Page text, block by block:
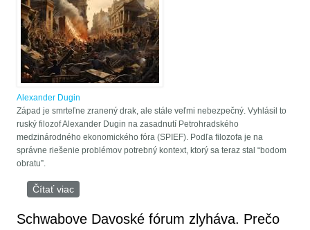
Alexander Dugin
Západ je smrteľne zranený drak, ale stále veľmi nebezpečný. Vyhlásil to
ruský filozof Alexander Dugin na zasadnutí Petrohradského
medzinárodného ekonomického fóra (SPIEF). Podľa filozofa je na
správne riešenie problémov potrebný kontext, ktorý sa teraz stal “bodom
obratu”.
Čítať viac
Schwabove Davoské fórum zlyháva. Prečo